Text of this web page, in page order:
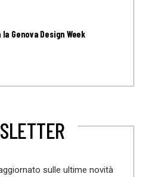
la Genova Design Week
sulle ultime novità